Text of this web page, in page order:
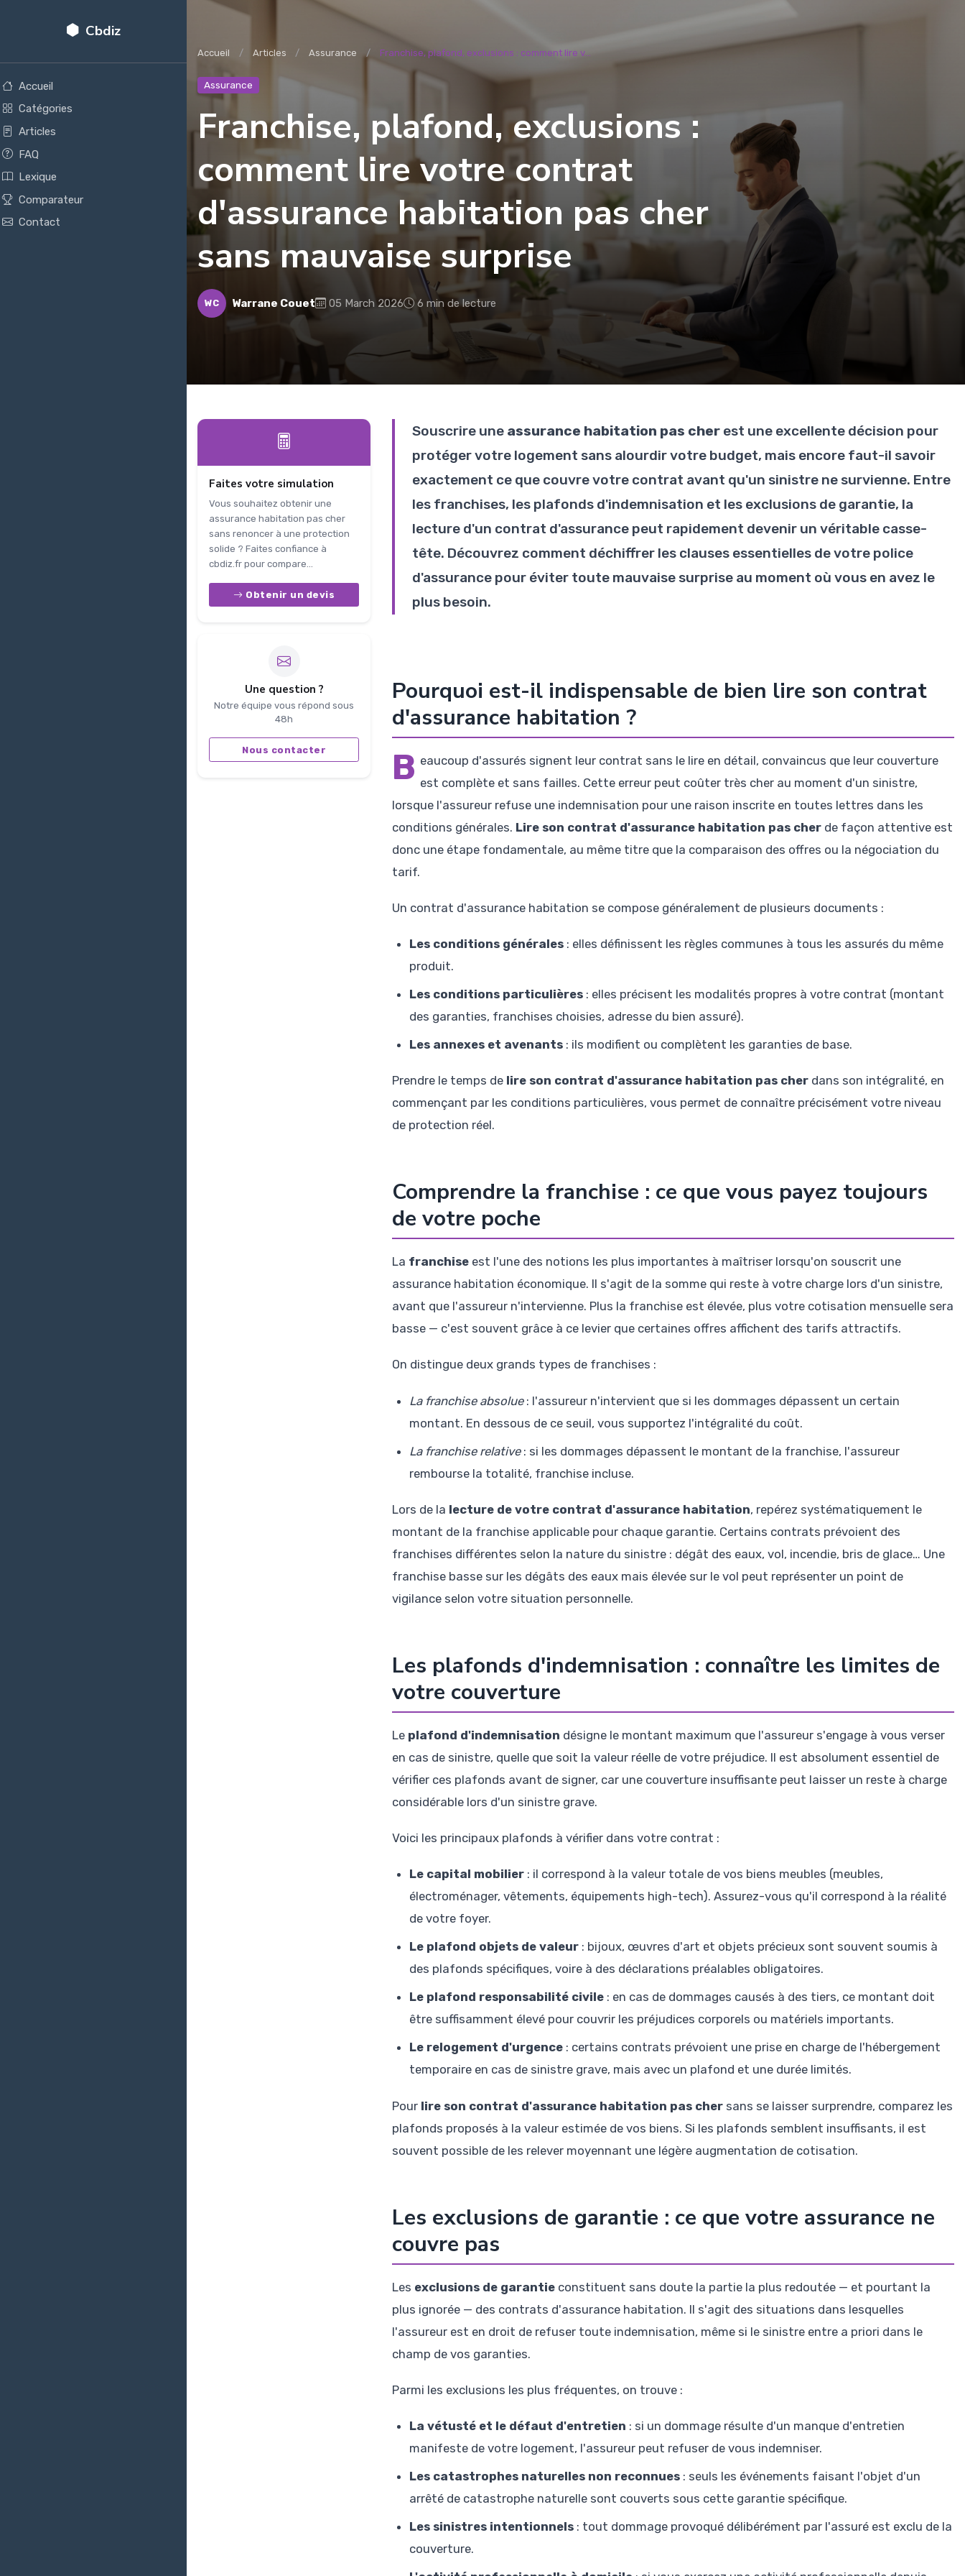
Cbdiz
Accueil
Catégories
Articles
FAQ
Lexique
Comparateur
Contact
Accueil Articles Assurance Franchise, plafond, exclusions : comment lire v...
Assurance
Franchise, plafond, exclusions :
comment lire votre contrat
d'assurance habitation pas cher
sans mauvaise surprise
WC Warrane Couet 05 March 2026 6 min de lecture
Faites votre simulation
Vous souhaitez obtenir une
assurance habitation pas cher
sans renoncer à une protection
solide ? Faites confiance à
cbdiz.fr pour compare...
Obtenir un devis
Une question ?
Notre équipe vous répond sous
48h
Nous contacter
Souscrire une assurance habitation pas cher est une excellente décision pour
protéger votre logement sans alourdir votre budget, mais encore faut-il savoir
exactement ce que couvre votre contrat avant qu'un sinistre ne survienne. Entre
les franchises, les plafonds d'indemnisation et les exclusions de garantie, la
lecture d'un contrat d'assurance peut rapidement devenir un véritable casse-
tête. Découvrez comment déchiffrer les clauses essentielles de votre police
d'assurance pour éviter toute mauvaise surprise au moment où vous en avez le
plus besoin.
Pourquoi est-il indispensable de bien lire son contrat
d'assurance habitation ?
B eaucoup d'assurés signent leur contrat sans le lire en détail, convaincus que leur couverture
est complète et sans failles. Cette erreur peut coûter très cher au moment d'un sinistre,
lorsque l'assureur refuse une indemnisation pour une raison inscrite en toutes lettres dans les
conditions générales. Lire son contrat d'assurance habitation pas cher de façon attentive est
donc une étape fondamentale, au même titre que la comparaison des offres ou la négociation du
tarif.
Un contrat d'assurance habitation se compose généralement de plusieurs documents :
Les conditions générales : elles définissent les règles communes à tous les assurés du même
produit.
Les conditions particulières : elles précisent les modalités propres à votre contrat (montant
des garanties, franchises choisies, adresse du bien assuré).
Les annexes et avenants : ils modifient ou complètent les garanties de base.
Prendre le temps de lire son contrat d'assurance habitation pas cher dans son intégralité, en
commençant par les conditions particulières, vous permet de connaître précisément votre niveau
de protection réel.
Comprendre la franchise : ce que vous payez toujours
de votre poche
La franchise est l'une des notions les plus importantes à maîtriser lorsqu'on souscrit une
assurance habitation économique. Il s'agit de la somme qui reste à votre charge lors d'un sinistre,
avant que l'assureur n'intervienne. Plus la franchise est élevée, plus votre cotisation mensuelle sera
basse — c'est souvent grâce à ce levier que certaines offres affichent des tarifs attractifs.
On distingue deux grands types de franchises :
La franchise absolue: l'assureur n'intervient que si les dommages dépassent un certain
montant. En dessous de ce seuil, vous supportez l'intégralité du coût.
La franchise relative: si les dommages dépassent le montant de la franchise, l'assureur
rembourse la totalité, franchise incluse.
Lors de la lecture de votre contrat d'assurance habitation, repérez systématiquement le
montant de la franchise applicable pour chaque garantie. Certains contrats prévoient des
franchises différentes selon la nature du sinistre : dégât des eaux, vol, incendie, bris de glace… Une
franchise basse sur les dégâts des eaux mais élevée sur le vol peut représenter un point de
vigilance selon votre situation personnelle.
Les plafonds d'indemnisation : connaître les limites de
votre couverture
Le plafond d'indemnisation désigne le montant maximum que l'assureur s'engage à vous verser
en cas de sinistre, quelle que soit la valeur réelle de votre préjudice. Il est absolument essentiel de
vérifier ces plafonds avant de signer, car une couverture insuffisante peut laisser un reste à charge
considérable lors d'un sinistre grave.
Voici les principaux plafonds à vérifier dans votre contrat :
Le capital mobilier : il correspond à la valeur totale de vos biens meubles (meubles,
électroménager, vêtements, équipements high-tech). Assurez-vous qu'il correspond à la réalité
de votre foyer.
Le plafond objets de valeur : bijoux, œuvres d'art et objets précieux sont souvent soumis à
des plafonds spécifiques, voire à des déclarations préalables obligatoires.
Le plafond responsabilité civile : en cas de dommages causés à des tiers, ce montant doit
être suffisamment élevé pour couvrir les préjudices corporels ou matériels importants.
Le relogement d'urgence : certains contrats prévoient une prise en charge de l'hébergement
temporaire en cas de sinistre grave, mais avec un plafond et une durée limités.
Pour lire son contrat d'assurance habitation pas cher sans se laisser surprendre, comparez les
plafonds proposés à la valeur estimée de vos biens. Si les plafonds semblent insuffisants, il est
souvent possible de les relever moyennant une légère augmentation de cotisation.
Les exclusions de garantie : ce que votre assurance ne
couvre pas
Les exclusions de garantie constituent sans doute la partie la plus redoutée — et pourtant la
plus ignorée — des contrats d'assurance habitation. Il s'agit des situations dans lesquelles
l'assureur est en droit de refuser toute indemnisation, même si le sinistre entre a priori dans le
champ de vos garanties.
Parmi les exclusions les plus fréquentes, on trouve :
La vétusté et le défaut d'entretien : si un dommage résulte d'un manque d'entretien
manifeste de votre logement, l'assureur peut refuser de vous indemniser.
Les catastrophes naturelles non reconnues : seuls les événements faisant l'objet d'un
arrêté de catastrophe naturelle sont couverts sous cette garantie spécifique.
Les sinistres intentionnels : tout dommage provoqué délibérément par l'assuré est exclu de la
couverture.